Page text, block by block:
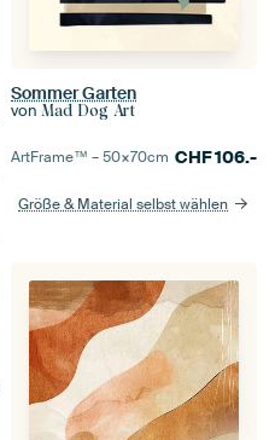
Sommer Garten
von Mad Dog Art
ArtFrame™ –50×70cm CHF106.-
Größe & Material selbst wählen